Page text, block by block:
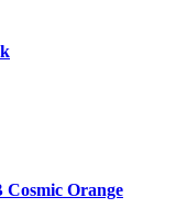
Cosmic Orange